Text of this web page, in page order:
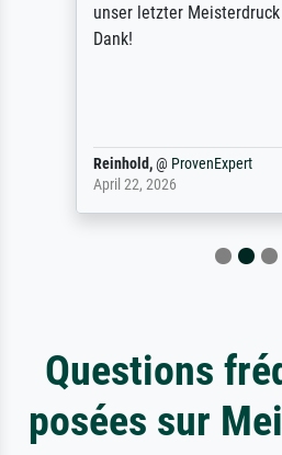
unser letzter
Dank!
Reinhold,@ ProvenExpert
April 22, 2026
Questions
posées sur